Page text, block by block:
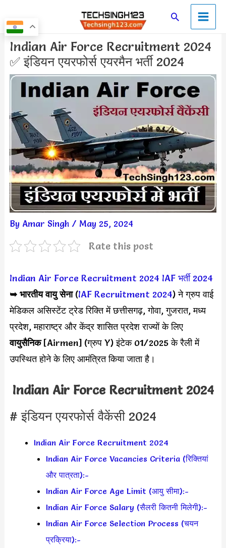
to
content
SearchMain
Menu
Indian Air Force Recruitment 2024
✅ इंडियन एयरफोर्स एयरमैन भर्ती 2024
By Amar Singh / May 25, 2024
Rate this post
Indian Air Force Recruitment 2024 IAF भर्ती 2024
➥ भारतीय वायु सेना(IAF Recruitment 2024) ने ग्रुप वाई
मेडिकल असिस्टेंट ट्रेड रिक्ति में छत्तीसगढ़, गोवा, गुजरात, मध्य
प्रदेश, महाराष्ट्र और केंद्र शासित प्रदेश राज्यों के लिए
वायुसैनिक[Airmen] (ग्रुप Y) इंटेक 01/2025 के रैली में
उपस्थित होने के लिए आमंत्रित किया जाता है।
Indian Air Force Recruitment 2024
# इंडियन एयरफोर्स वैकेंसी 2024
Indian Air Force Recruitment 2024
Indian Air Force Vacancies Criteria (रिक्तियां
और पात्रता):-
Indian Air Force Age Limit (आयु सीमा):-
Indian Air Force Salary (सैलरी कितनी मिलेगी):-
Indian Air Force Selection Process (चयन
प्रक्रिया):-
Post
navigation